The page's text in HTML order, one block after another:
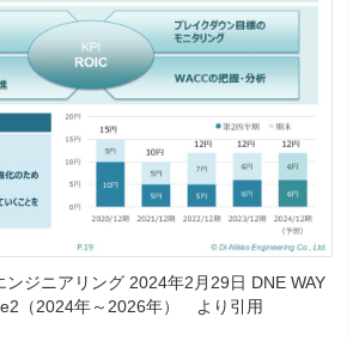
ンジニアリング 2024年2月29日 DNE WAY
（2024年～2026年） より引用